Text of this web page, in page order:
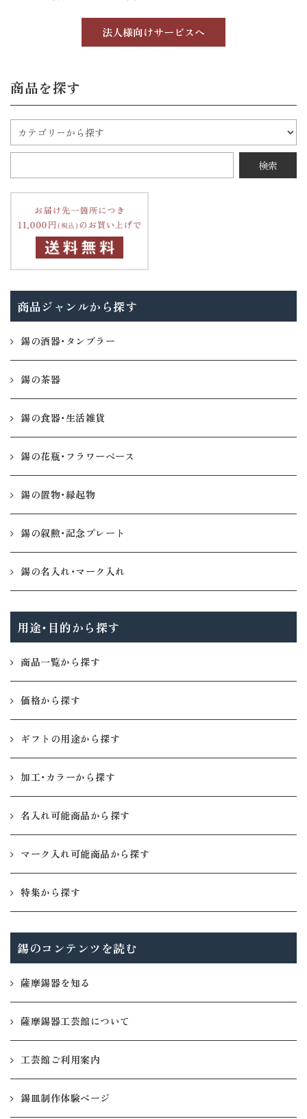
法人様向けサービスへ
商品を探す
商品ジャンルから探す
錫の酒器・タンブラー
錫の茶器
錫の食器・生活雑貨
錫の花瓶・フラワーベース
錫の置物・縁起物
錫の叙勲・記念プレート
錫の名入れ・マーク入れ
用途・目的から探す
商品一覧から探す
価格から探す
ギフトの用途から探す
加工・カラーから探す
名入れ可能商品から探す
マーク入れ可能商品から探す
特集から探す
錫のコンテンツを読む
薩摩錫器を知る
薩摩錫器工芸館について
工芸館ご利用案内
錫皿制作体験ページ